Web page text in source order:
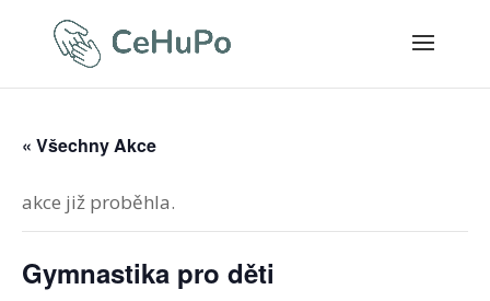
« Všechny Akce
akce již proběhla.
Gymnastika pro děti